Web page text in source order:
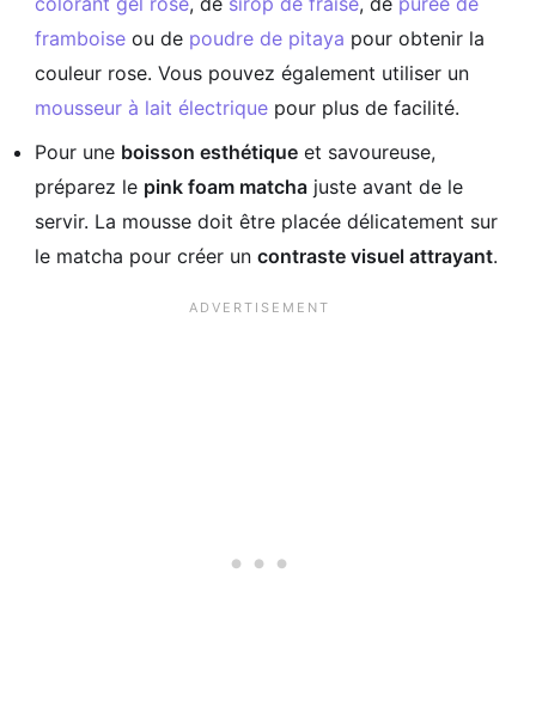
framboise ou de poudre de pitaya pour obtenir la
couleur rose. Vous pouvez également utiliser un
mousseur à lait électrique pour plus de facilité.
Pour une boisson esthétique et savoureuse,
préparez le pink foam matcha juste avant de le
servir. La mousse doit être placée délicatement sur
le matcha pour créer un contraste visuel attrayant.